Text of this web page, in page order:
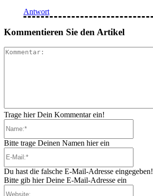
Antwort
Kommentieren Sie den Artikel
Trage hier Dein Kommentar ein!
Bitte trage Deinen Namen hier ein
Du hast die falsche E-Mail-Adresse eingegeben!
Bitte gib hier Deine E-Mail-Adresse ein